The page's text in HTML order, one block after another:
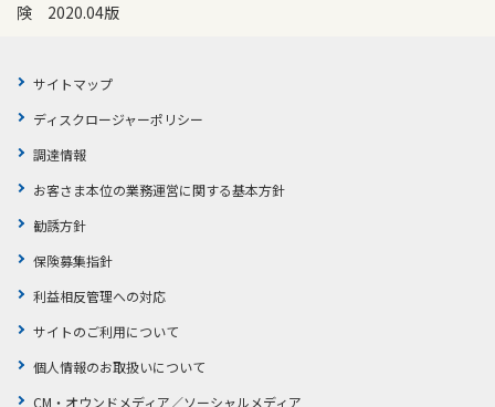
険 2020.04版
サイトマップ
ディスクロージャーポリシー
調達情報
お客さま本位の業務運営に関する基本方針
勧誘方針
保険募集指針
利益相反管理への対応
サイトのご利用について
個人情報のお取扱いについて
CM・オウンドメディア／ソーシャルメディア